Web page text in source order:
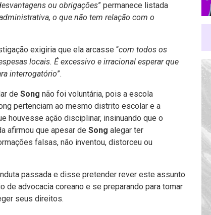
ou obrigações” permanece listada
o que não tem relação com o
exigiria que ela arcasse “com todos os
locais. É excessivo e irracional esperar que
interrogatório”.
de Song não foi voluntária, pois a escola
pertenciam ao mesmo distrito escolar e a
houvesse ação disciplinar, insinuando que o
afirmou que apesar de Song alegar ter
falsas, não inventou, distorceu ou
passada e disse pretender rever este assunto
advocacia coreano e se preparando para tomar
seus direitos.